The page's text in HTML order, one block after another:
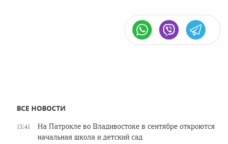
ВСЕ НОВОСТИ
13:41
На Патрокле во Владивостоке в сентябре откроются
начальная школа и детский сад